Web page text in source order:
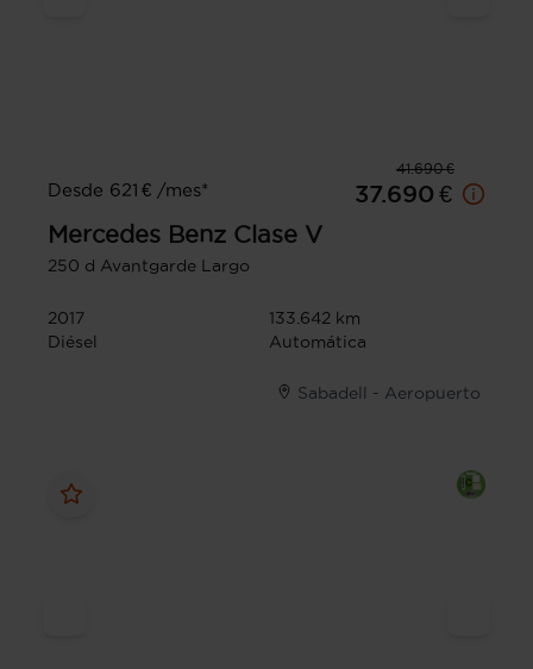
41.690 €
Desde 621 € /mes*
37.690 €
Mercedes Benz Clase V
250 d Avantgarde Largo
2017
133.642 km
Diésel
Automática
Sabadell - Aeropuerto